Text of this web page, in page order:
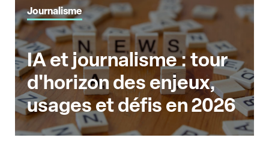
Journalisme
IA et journalisme : tour
d'horizon des enjeux,
usages et défis en 2026